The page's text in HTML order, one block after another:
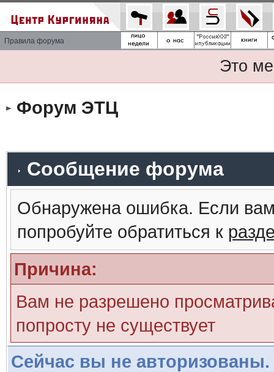
Правила форума
Это
Форум ЭТЦ
Сообщение форума
Обнаружена ошибка. Если
попробуйте обратиться к
Причина:
Вам не разрешено
попросту не существует
Сейчас вы не авторизованы.